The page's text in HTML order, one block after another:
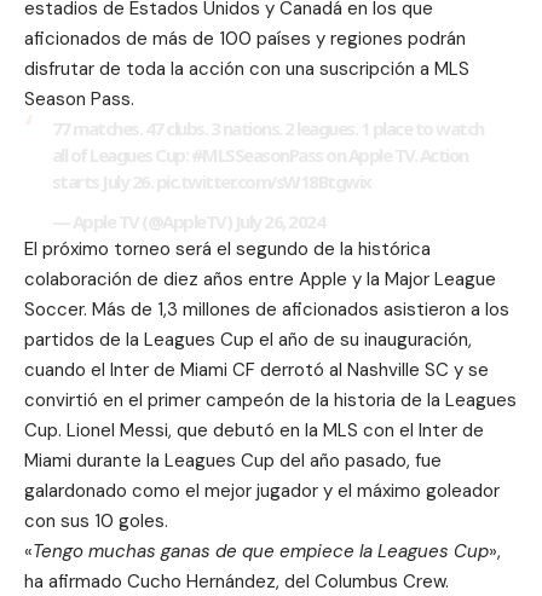
estadios de Estados Unidos y Canadá en los que
aficionados de más de 100 países y regiones podrán
disfrutar de toda la acción con una suscripción a MLS
Season Pass.
El próximo torneo será el segundo de la histórica
colaboración de diez años entre Apple y la Major League
Soccer. Más de 1,3 millones de aficionados asistieron a los
partidos de la Leagues Cup el año de su inauguración,
cuando el Inter de Miami CF derrotó al Nashville SC y se
convirtió en el primer campeón de la historia de la Leagues
Cup. Lionel Messi, que debutó en la MLS con el Inter de
Miami durante la Leagues Cup del año pasado, fue
galardonado como el mejor jugador y el máximo goleador
con sus 10 goles.
«Tengo muchas ganas de que empiece la Leagues Cup»,
ha afirmado Cucho Hernández, del Columbus Crew.